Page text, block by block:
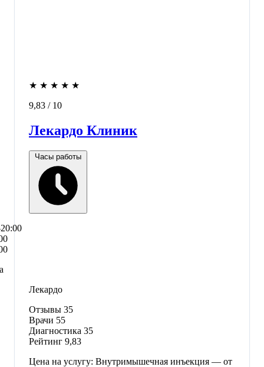
★ ★ ★ ★ ★
9,83 / 10
Лекардо Клиник
Часы работы
Лекардо
Отзывы 35
Врачи 55
Диагностика 35
Рейтинг 9,83
Цена на услугу: Внутримышечная инъекция — от